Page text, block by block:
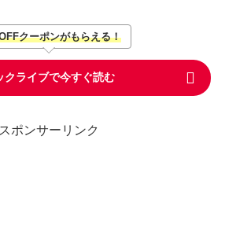
クーポンがもらえる！
クライブで今すぐ読む
スポンサーリンク